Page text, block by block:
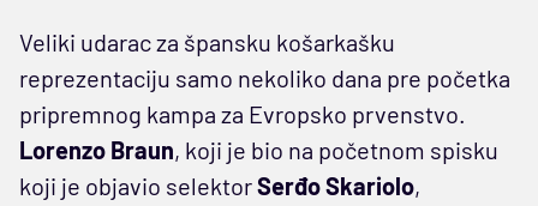
Veliki udarac za špansku košarkašku
reprezentaciju samo nekoliko dana pre početka
pripremnog kampa za Evropsko prvenstvo.
Lorenzo Braun, koji je bio na početnom spisku
koji je objavio selektorSerđo Skariolo,